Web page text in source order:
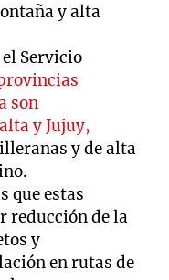
y alta
Servicio
son
y Jujuy,
y de alta
que estas
reducción de la
y
en rutas de